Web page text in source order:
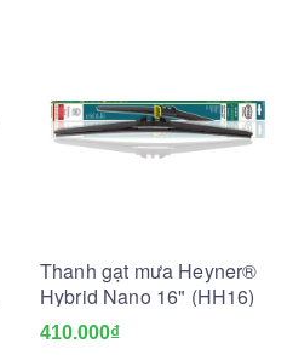
Thanh gạt mưa Heyner®
Hybrid Nano 16" (HH16)
410.000₫